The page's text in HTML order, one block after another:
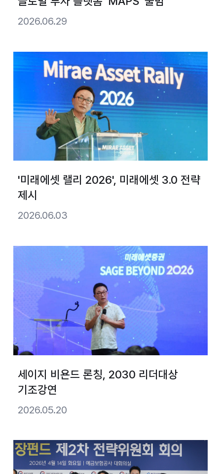
2026.06.29
'미래에셋 랠리 2026', 미래에셋 3.0 전략
제시
2026.06.03
세이지 비욘드 론칭, 2030 리더대상
기조강연
2026.05.20